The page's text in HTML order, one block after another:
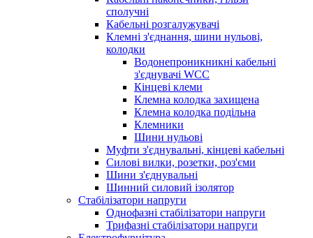
сполучні
Кабельні розгалужувачі
Клемні з'єднання, шини нульові,
колодки
Водонепроникникнi кабельнi
з'єднувачi WCC
Кінцеві клеми
Клемна колодка захищена
Клемна колодка подільна
Клемники
Шини нульові
Муфти з'єднувальні, кінцеві кабельні
Силові вилки, розетки, роз'єми
Шини з'єднувальні
Шинний силовий ізолятор
Стабілізатори напруги
Однофазні стабілізатори напруги
Трифазні стабілізатори напруги